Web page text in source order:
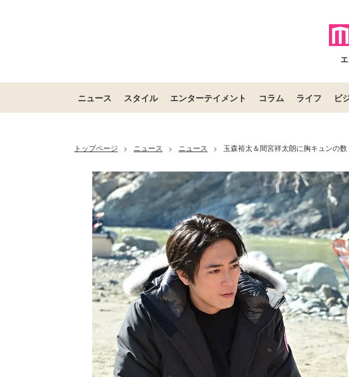
ニュース スタイル エンターテイメント コラム ライフ ビ
トップページ > ニュース > ニュース > 玉森裕太＆間宮祥太朗に胸キュンの